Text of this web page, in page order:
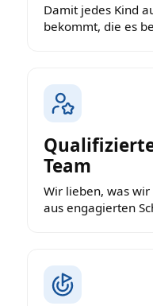
Damit jedes Kind
bekommt, die es
Team
Wir lieben, was
aus engagierten